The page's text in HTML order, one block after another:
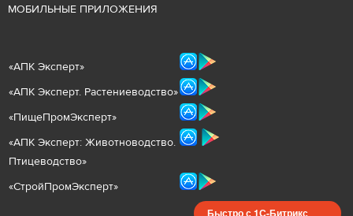
МОБИЛЬНЫЕ ПРИЛОЖЕНИЯ
«АПК Эксперт»
«АПК Эксперт. Растениеводство»
«ПищеПромЭксперт»
«АПК Эксперт: Животноводство.
Птицеводство»
«СтройПромЭксперт»
Быстро с 1С-Битрикс